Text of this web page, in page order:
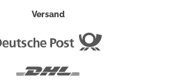
Versand